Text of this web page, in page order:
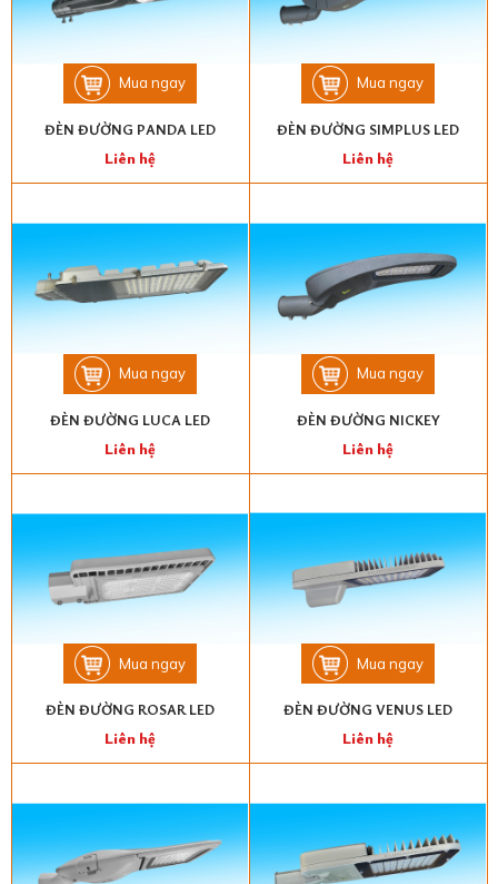
Mua ngay
ĐÈN ĐƯỜNG PANDA LED
Liên hệ
Mua ngay
ĐÈN ĐƯỜNG SIMPLUS LED
Liên hệ
Mua ngay
ĐÈN ĐƯỜNG LUCA LED
Liên hệ
Mua ngay
ĐÈN ĐƯỜNG NICKEY
Liên hệ
Mua ngay
ĐÈN ĐƯỜNG ROSAR LED
Liên hệ
Mua ngay
ĐÈN ĐƯỜNG VENUS LED
Liên hệ